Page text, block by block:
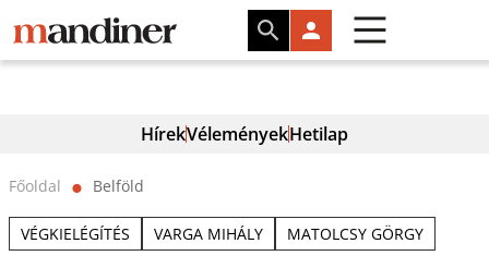
HírekVéleményekHetilap
Főoldal ⬤ Belföld
VÉGKIELÉGÍTÉS VARGA MIHÁLY MATOLCSY GÖRGY